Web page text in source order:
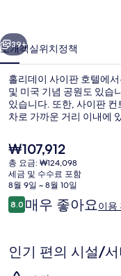
호
텔
의
사
갤
러
리
39+
소개객실위치정책
홀리데이 사이판 호텔에
및 미국 기념 공원도 있습
있습니다. 또한, 사이판
차로 가까운 거리 이내에
현
재
가
격
은
₩107,912
₩107,912
총 요금: ₩124,098
세금 및 수수료 포함
8월 9일 ~ 8월 10일
이
용
기
8.010점 만점 중 8.0점.
매우 좋아요이용
인기 편의 시설/